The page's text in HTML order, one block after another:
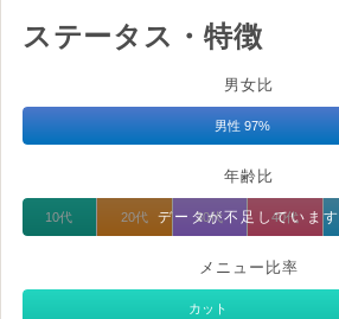
ステータス・特徴
男女比
男性 97%
年齢比
データが不足しています
10代 20代 30代 40代
メニュー比率
カット